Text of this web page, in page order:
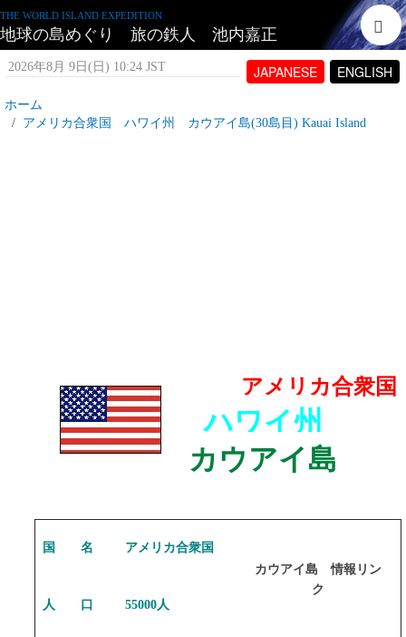
THE WORLD ISLAND EXPEDITION
地球の島めぐり 旅の鉄人 池内嘉正
JAPANESE ENGLISH
2026年8月 9日(日) 10:24 JST
ホーム
アメリカ合衆国 ハワイ州 カウアイ島(30島目) Kauai Island
カウアイ島
ハワイ州
アメリカ合衆国
国 名
アメリカ合衆国
カウアイ島 情報リン
ク
人 口 55000人